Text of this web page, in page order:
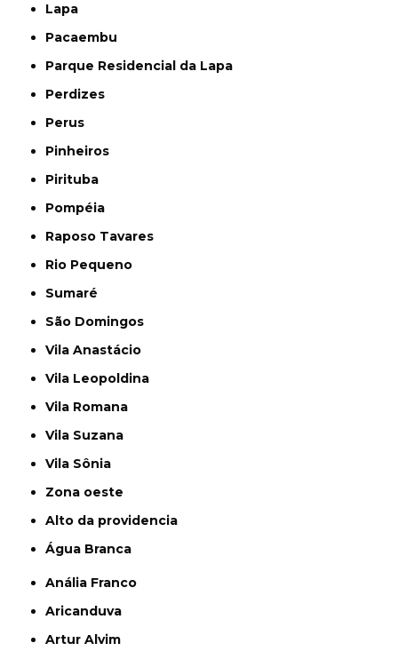
Lapa
Pacaembu
Parque Residencial da Lapa
Perdizes
Perus
Pinheiros
Pirituba
Pompéia
Raposo Tavares
Rio Pequeno
Sumaré
São Domingos
Vila Anastácio
Vila Leopoldina
Vila Romana
Vila Suzana
Vila Sônia
Zona oeste
alto da providencia
Água Branca
Anália Franco
Aricanduva
Artur Alvim